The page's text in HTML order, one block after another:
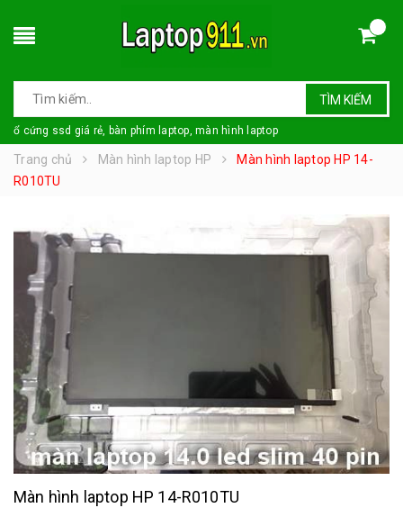
TÌM KIẾM
ổ cứng ssd giá rẻ, bàn phím laptop, màn hình laptop
Trang chủ Màn hình laptop HP
Màn hình laptop HP 14-
R010TU
Màn hình laptop HP 14-R010TU